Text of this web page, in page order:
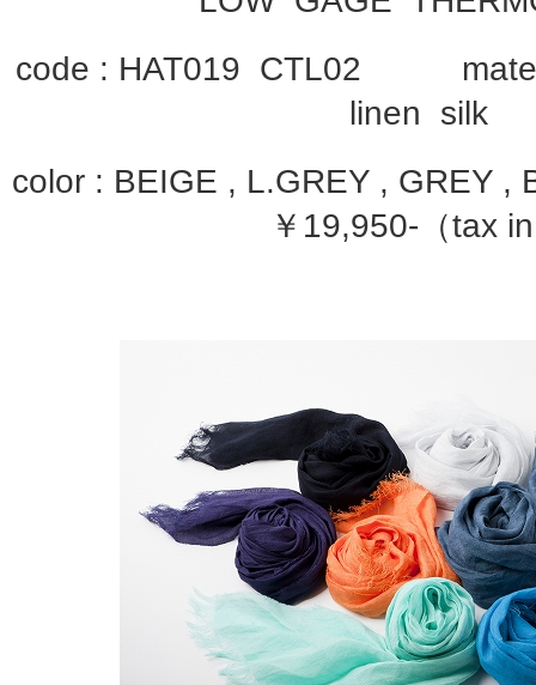
code : HAT019 CTL02
linen silk
color : BEIGE , L.GREY ,
￥19,950-（tax